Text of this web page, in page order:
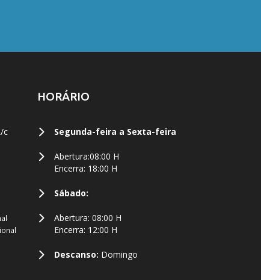
c
HORÁRIO
Segunda-feira a Sexta-feira
Abertura:08:00 H
Encerra: 18:00 H
Sábado:
Abertura: 08:00 H
Encerra: 12:00 H
Descanso: Domingo